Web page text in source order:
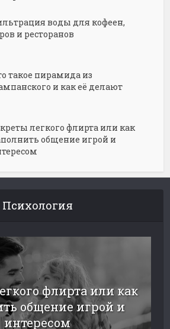
воды для кофеен,
и ресторанов
такое пирамида из
и как её делают
легкого флирта или как
общение игрой и
Психология
флирта или как
общение игрой и
интересом